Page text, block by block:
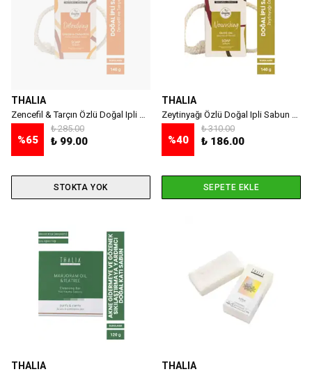
THALIA
Zencefil & Tarçın Özlü Doğal Ipli Sabun 140g
%65
₺ 285.00
₺ 99.00
STOKTA YOK
THALIA
Zeytinyağı Özlü Doğal Ipli Sabun 140g
%40
₺ 310.00
₺ 186.00
SEPETE EKLE
THALIA THALIA